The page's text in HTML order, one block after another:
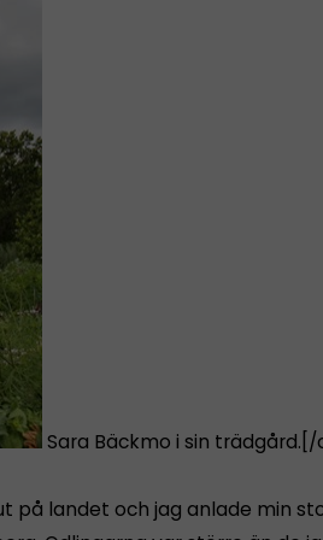
Sara Bäckmo i sin trädgård.[/
på landet och jag anlade min